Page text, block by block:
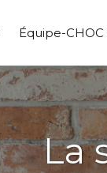
Équipe-CHOC
La